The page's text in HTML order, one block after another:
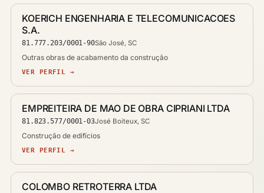
KOERICH ENGENHARIA E TELECOMUNICACOES
S.A.
81.777.203/0001-90São José, SC
Outras obras de acabamento da construção
VER PERFIL →
EMPREITEIRA DE MAO DE OBRA CIPRIANI LTDA
81.823.577/0001-03José Boiteux, SC
Construção de edifícios
VER PERFIL →
COLOMBO RETROTERRA LTDA